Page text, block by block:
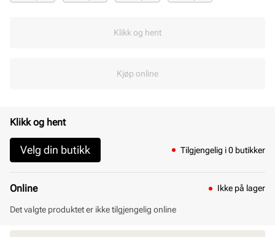
Klikk og hent
Kjøp online
Klikk og hent
Velg din butikk Tilgjengelig i 0 butikker
Online Ikke på lager
Det valgte produktet er ikke tilgjengelig online